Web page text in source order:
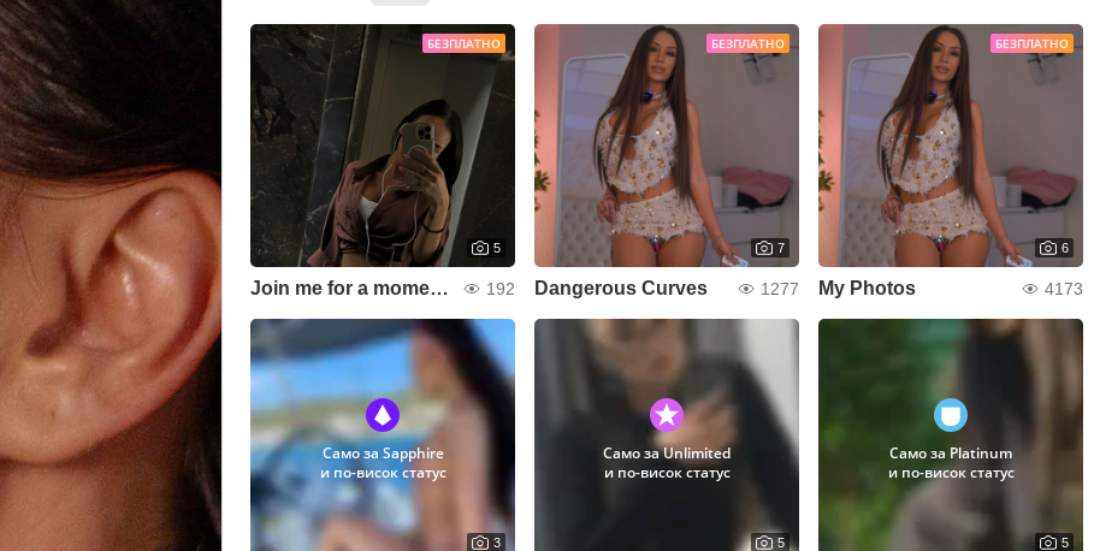
БЕЗПЛАТНО
5
Join me for a moment👀 192
БЕЗПЛАТНО
7
Dangerous Curves 1277
БЕЗПЛАТНО
6
My Photos 4173
Само за Sapphire
и по-висок статус
3
Само за Unlimited
и по-висок статус
5
Само за Platinum
и по-висок статус
5